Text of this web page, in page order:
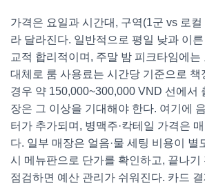
가격은 요일과 시간대, 구역(1군 vs 로
라 달라진다. 일반적으로 평일 낮과 이른
교적 합리적이며, 주말 밤 피크타임에는
대체로 룸 사용료는 시간당 기준으로 책
경우 약 150,000~300,000 VND 선에서
장은 그 이상을 기대해야 한다. 여기에
터가 추가되며, 병맥주·칵테일 가격은
다. 일부 매장은 얼음·물 세팅 비용이 별
시 메뉴판으로 단가를 확인하고, 끝나기
점검하면 예산 관리가 쉬워진다. 카드 결